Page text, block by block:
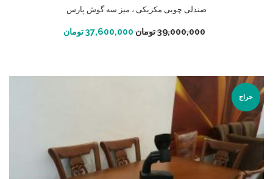
صندلی چوبی مکزیکی ، میز سه گوش پارس
39,000,000تومان 37,600,000 تومان افزودن به سبد خرید
حراج